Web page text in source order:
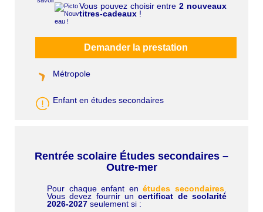
Vous pouvez choisir entre2 nouveaux
titres-cadeaux!
Demander la prestation
Métropole
Enfant en études secondaires
Rentrée scolaire Études secondaires –
Outre-mer
Pour chaque enfant enétudes secondaires.
Vous devez fournir uncertificat de scolarité
2026-2027seulement si :